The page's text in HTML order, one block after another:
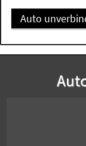
Auto